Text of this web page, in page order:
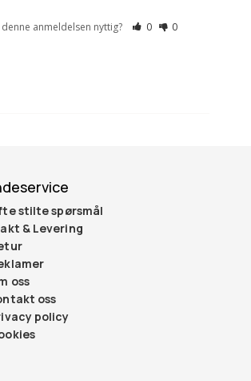
denne anmeldelsen nyttig? 0 0
stilte spørsmål
& Levering
oss
oss
policy